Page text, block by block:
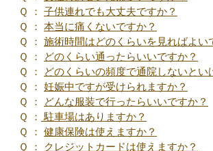
Ｑ ： 子供連れでも大丈夫ですか？
Ｑ ： 本当に痛くないですか？
Ｑ ： 施術時間はどのくらいを見ればよい
Ｑ ：
どのくらい通ったらいいですか？
Ｑ ：
どのくらいの頻度で通院しないとい
Ｑ ： 妊娠中ですが受けられますか？
Ｑ ：
どんな服装で行ったらいいですか？
Ｑ ： 駐車場はありますか？
Ｑ ： 健康保険は使えますか？
Ｑ ： クレジットカードは使えますか？